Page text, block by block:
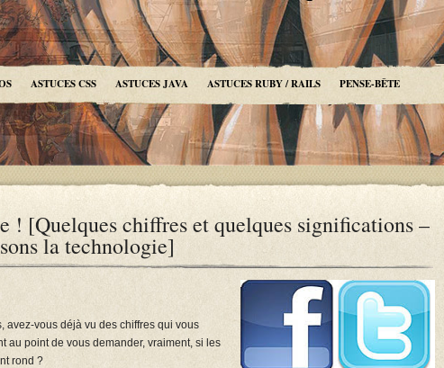
ASTUCES CSS ASTUCES JAVA ASTUCES RUBY / RAILS PENSE-BÊTE
! [Quelques chiffres et quelques significations –
la technologie]
avez-vous déjà vu des chiffres qui vous
au point de vous demander, vraiment, si les
rond ?